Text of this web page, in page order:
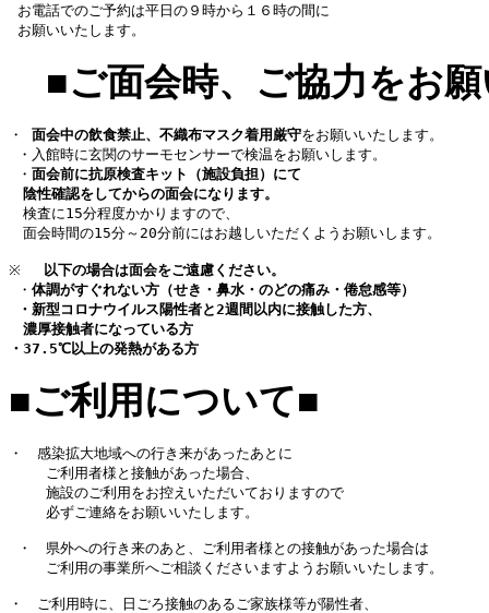
お電話でのご予約は平日の９時から１６時の間に
お願いいたします。
■ご面会時、ご協力をお
・ 面会中の飲食禁止、不織布マスク着用厳守をお願いいたします。
・入館時に玄関のサーモセンサーで検温をお願いします。
・ 面会前に抗原検査キット（施設負担）にて
陰性確認をしてからの面会になります。
検査に15分程度かかりますので、
面会時間の15分～20分前にはお越しいただくようお願いします。
※
以下の場合は面会をご遠慮ください。
・ 体調がすぐれない方（せき・鼻水・のどの痛み・倦怠感等）
・新型コロナウイルス陽性者と2週間以内に接触した方、
濃厚接触者になっている方
・37.5℃以上の発熱がある方
■ご利用について■
・　感染拡大地域への行き来があったあとに
ご利用者様と接触があった場合、
施設のご利用をお控えいただいておりますので
必ずご連絡をお願いいたします。
・　県外への行き来のあと、ご利用者様との接触があった場合は
ご利用の事業所へご相談くださいますようお願いいたします。
・　ご利用時に、日ごろ接触のあるご家族様等が陽性者、